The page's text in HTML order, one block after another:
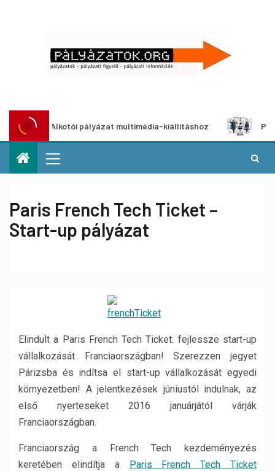
Alkotói pályázat multimédia-kiállításhoz Pályázat a
Paris French Tech Ticket –
Start-up pályázat
Elindult a Paris French Tech Ticket: fejlessze start-up
vállalkozását Franciaországban! Szerezzen jegyet
Párizsba és indítsa el start-up vállalkozását egyedi
környezetben! A jelentkezések júniustól indulnak, az
első nyerteseket 2016 januárjától várják
Franciaországban.
Franciaország a French Tech kezdeményezés
keretében elindítja a Paris French Tech Ticket